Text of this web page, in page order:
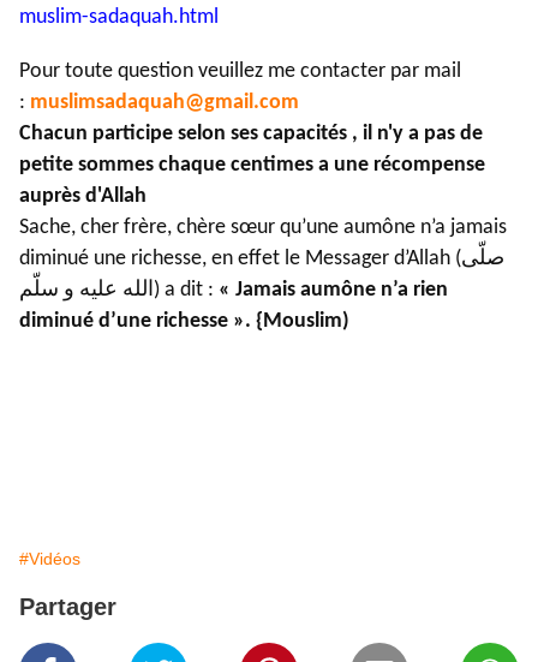
muslim-sadaquah.html
Pour toute question veuillez me contacter par mail
: muslimsadaquah@gmail.com
Chacun participe selon ses capacités , il n'y a pas de
petite sommes chaque centimes a une récompense
auprès d'Allah
Sache, cher frère, chère sœur qu’une aumône n’a jamais
diminué une richesse, en effet le Messager d’Allah (صلّى
الله عليه و سلّم) a dit : « Jamais aumône n’a rien
diminué d’une richesse ». {Mouslim)
#Vidéos
Partager